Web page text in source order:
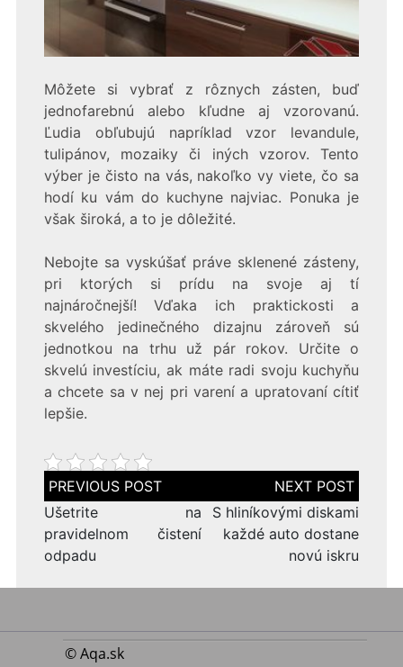
Môžete si vybrať z rôznych zásten, buď
jednofarebnú alebo kľudne aj vzorovanú.
Ľudia obľubujú napríklad vzor levandule,
tulipánov, mozaiky či iných vzorov. Tento
výber je čisto na vás, nakoľko vy viete, čo sa
hodí ku vám do kuchyne najviac. Ponuka je
však široká, a to je dôležité.
Nebojte sa vyskúšať práve sklenené zásteny,
pri ktorých si prídu na svoje aj tí
najnáročnejší! Vďaka ich praktickosti a
skvelého jedinečného dizajnu zároveň sú
jednotkou na trhu už pár rokov. Určite o
skvelú investíciu, ak máte radi svoju kuchyňu
a chcete sa v nej pri varení a upratovaní cítiť
lepšie.
Navigace
pro
příspěvek
Ušetrite na
pravidelnom čistení
odpadu
S hliníkovými diskami
každé auto dostane
novú iskru
© Aqa.sk